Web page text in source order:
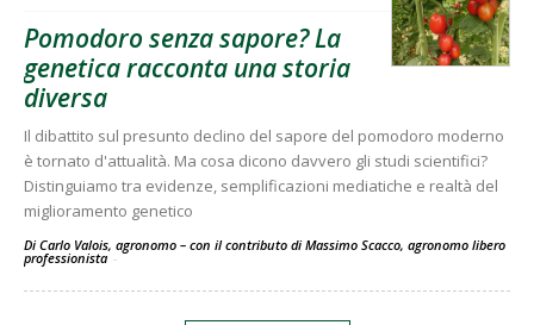
Pomodoro senza sapore? La
genetica racconta una storia
diversa
Il dibattito sul presunto declino del sapore del pomodoro moderno
è tornato d'attualità. Ma cosa dicono davvero gli studi scientifici?
Distinguiamo tra evidenze, semplificazioni mediatiche e realtà del
miglioramento genetico
Di Carlo Valois, agronomo – con il contributo di Massimo Scacco, agronomo libero
professionista -